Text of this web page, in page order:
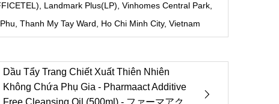
Landmark Plus(LP), Vinhomes Central Park,
Thanh My Tay Ward, Ho Chi Minh City, Vietnam
Dầu Tẩy Trang Chiết Xuất Thiên Nhiên
Không Chứa Phụ Gia - Pharmaact Additive